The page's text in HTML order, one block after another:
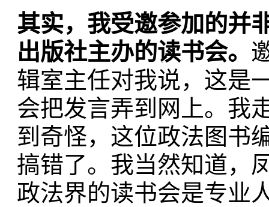
其实，我受邀参加的并
出版社主办的读书会。
辑室主任对我说，这是
会把发言弄到网上。我
到奇怪，这位政法图书
搞错了。我当然知道，
政法界的读书会是专业